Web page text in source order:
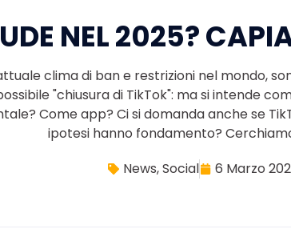
NEL 2025?
clima di ban e restrizioni nel mondo,
"chiusura di TikTok": ma si intende
Come app? Ci si domanda anche se
ipotesi hanno fondamento?
News,Social 6 Marzo